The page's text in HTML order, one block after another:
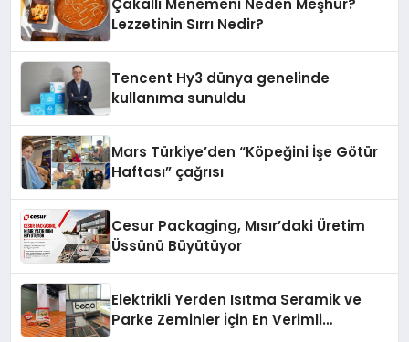
Çakallı Menemeni Neden Meşhur?
Lezzetinin Sırrı Nedir?
Tencent Hy3 dünya genelinde
kullanıma sunuldu
Mars Türkiye’den “Köpeğini İşe Götür
Haftası” çağrısı
Cesur Packaging, Mısır’daki Üretim
Üssünü Büyütüyor
Elektrikli Yerden Isıtma Seramik ve
Parke Zeminler İçin En Verimli